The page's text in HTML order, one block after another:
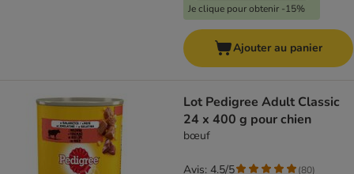
Je clique pour obtenir -15%
Ajouter au panier
Lot Pedigree Adult Classic
24 x 400 g pour chien
bœuf
Avis: 4.5/5 (80)